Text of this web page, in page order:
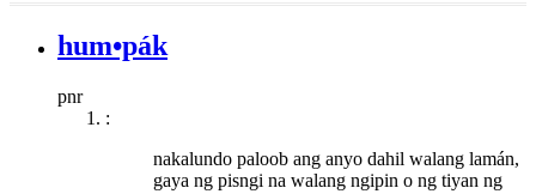
hum•pák
pnr
:
nakalundo paloob ang anyo dahil walang lamán,
gaya ng pisngi na walang ngipin o ng tiyan ng